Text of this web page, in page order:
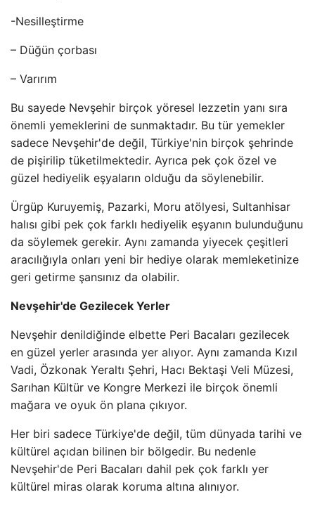
-Nesilleştirme
– Düğün çorbası
– Varırım
Bu sayede Nevşehir birçok yöresel lezzetin yanı sıra
önemli yemeklerini de sunmaktadır. Bu tür yemekler
sadece Nevşehir'de değil, Türkiye'nin birçok şehrinde
de pişirilip tüketilmektedir. Ayrıca pek çok özel ve
güzel hediyelik eşyaların olduğu da söylenebilir.
Ürgüp Kuruyemiş, Pazarki, Moru atölyesi, Sultanhisar
halısı gibi pek çok farklı hediyelik eşyanın bulunduğunu
da söylemek gerekir. Aynı zamanda yiyecek çeşitleri
aracılığıyla onları yeni bir hediye olarak memleketinize
geri getirme şansınız da olabilir.
Nevşehir'de Gezilecek Yerler
Nevşehir denildiğinde elbette Peri Bacaları gezilecek
en güzel yerler arasında yer alıyor. Aynı zamanda Kızıl
Vadi, Özkonak Yeraltı Şehri, Hacı Bektaşi Veli Müzesi,
Sarıhan Kültür ve Kongre Merkezi ile birçok önemli
mağara ve oyuk ön plana çıkıyor.
Her biri sadece Türkiye'de değil, tüm dünyada tarihi ve
kültürel açıdan bilinen bir bölgedir. Bu nedenle
Nevşehir'de Peri Bacaları dahil pek çok farklı yer
kültürel miras olarak koruma altına alınıyor.